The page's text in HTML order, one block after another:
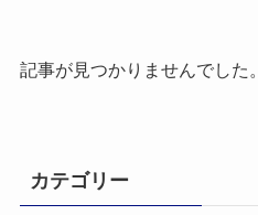
記事が見つかりませんでした。
カテゴリー